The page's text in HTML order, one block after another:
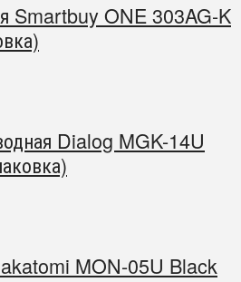
Smartbuy ONE 303AG-K
Dialog MGK-14U
MON-05U Black